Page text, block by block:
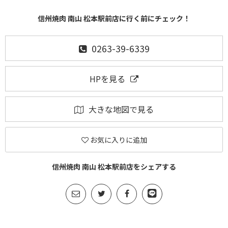
信州焼肉 南山 松本駅前店に行く前にチェック！
0263-39-6339
HPを見る
大きな地図で見る
お気に入りに追加
信州焼肉 南山 松本駅前店をシェアする